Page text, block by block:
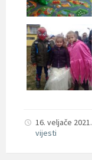
16. veljače 2021.
vijesti